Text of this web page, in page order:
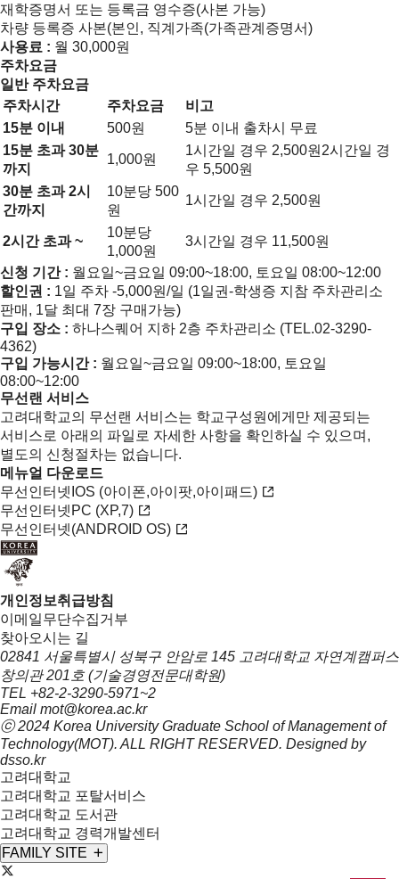
재학증명서 또는 등록금 영수증(사본 가능)
차량 등록증 사본(본인, 직계가족(가족관계증명서)
사용료 : 월 30,000원
주차요금
일반 주차요금
주차시간
주차요금
비고
15분 이내
500원
5분 이내 출차시 무료
15분 초과 30분
까지
1,000원
1시간일 경우 2,500원2시간일 경
우 5,500원
30분 초과 2시
간까지
10분당 500
원
1시간일 경우 2,500원
2시간 초과 ~
10분당
1,000원
3시간일 경우 11,500원
신청 기간 : 월요일~금요일 09:00~18:00, 토요일 08:00~12:00
할인권 : 1일 주차 -5,000원/일 (1일권-학생증 지참 주차관리소
판매, 1달 최대 7장 구매가능)
구입 장소 : 하나스퀘어 지하 2층 주차관리소 (TEL.02-3290-
4362)
구입 가능시간 : 월요일~금요일 09:00~18:00, 토요일
08:00~12:00
무선랜 서비스
고려대학교의 무선랜 서비스는 학교구성원에게만 제공되는
서비스로 아래의 파일로 자세한 사항을 확인하실 수 있으며,
별도의 신청절차는 없습니다.
메뉴얼 다운로드
무선인터넷IOS (아이폰,아이팟,아이패드)
무선인터넷PC (XP,7)
무선인터넷(ANDROID OS)
개인정보취급방침
이메일무단수집거부
찾아오시는 길
02841 서울특별시 성북구 안암로 145 고려대학교 자연계캠퍼스
창의관 201호 (기술경영전문대학원)
TEL +82-2-3290-5971~2
Email mot@korea.ac.kr
ⓒ 2024 Korea University Graduate School ofManagement of
Technology(MOT). ALL RIGHT RESERVED. Designed by
dsso.kr
고려대학교
고려대학교 포탈서비스
고려대학교 도서관
고려대학교 경력개발센터
FAMILY SITE